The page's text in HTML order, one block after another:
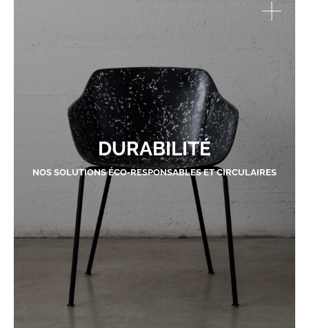
DURABILITÉ
NOS SOLUTIONS ÉCO-RESPONSABLES ET CIRCULAIRES